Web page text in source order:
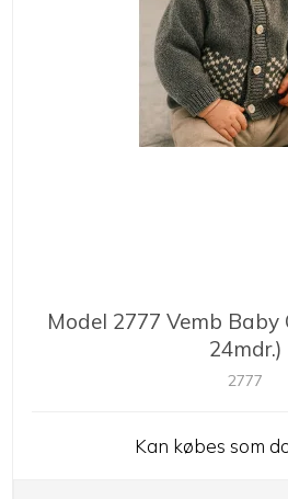
Model 2777 Vemb Baby
24mdr.)
2777
Kan købes som